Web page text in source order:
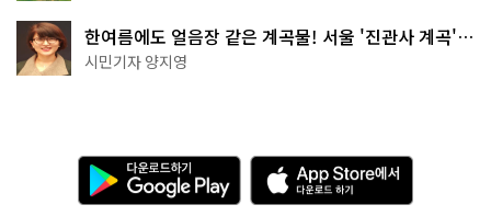
한여름에도 얼음장 같은 계곡물! 서울 '진관사 계곡'이
천국이네~
시민기자 양지영
다
운
로
A
p
p